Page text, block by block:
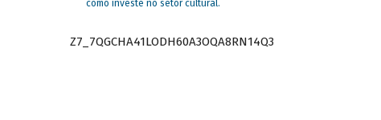
como investe no setor cultural.
Z7_7QGCHA41LODH60A3OQA8RN14Q3